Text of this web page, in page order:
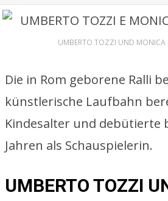
UMBERTO TOZZI UND MONICA
Die in Rom geborene Ralli
künstlerische Laufbahn
Kindesalter und debütierte
Jahren als Schauspielerin.
UMBERTO TOZZI